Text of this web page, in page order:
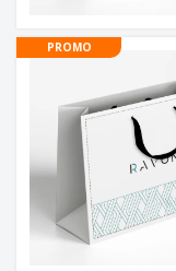
PROMO